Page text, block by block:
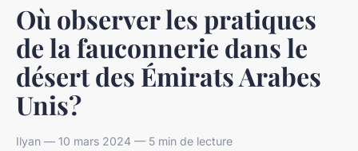
Où observer les pratiques
de la fauconnerie dans le
désert des Émirats Arabes
Unis?
Ilyan — 10 mars 2024 — 5 min de lecture